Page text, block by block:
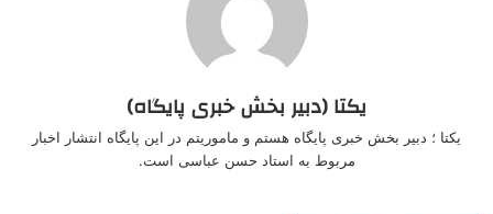
یکتا (دبیر بخش خبری پایگاه)
یکتا ؛ دبیر بخش خبری پایگاه هستم و ماموریتم در این پایگاه انتشار اخبار
مربوط به استاد حسن عباسی است.